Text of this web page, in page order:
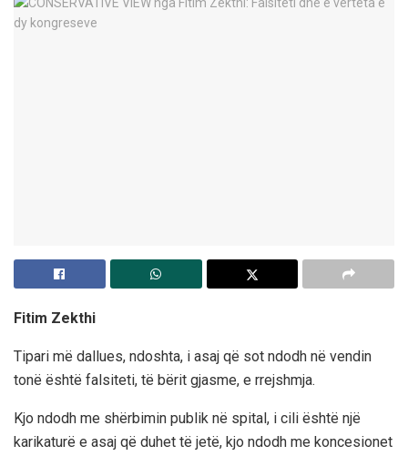
Fitim Zekthi
Tipari më dallues, ndoshta, i asaj që sot ndodh në vendin
tonë është falsiteti, të bërit gjasme, e rrejshmja.
Kjo ndodh me shërbimin publik në spital, i cili është një
karikaturë e asaj që duhet të jetë, kjo ndodh me koncesionet